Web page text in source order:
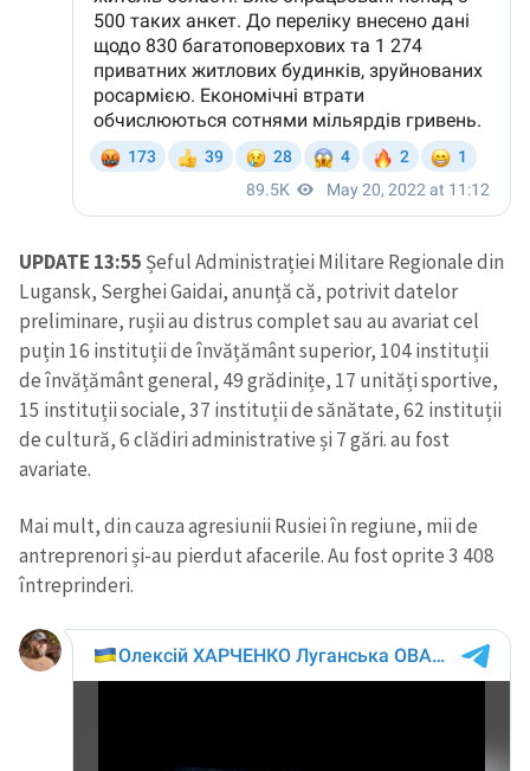
UPDATE 13:55 Șeful Administrației Militare Regionale din
Lugansk, Serghei Gaidai, anunță că, potrivit datelor
preliminare, rușii au distrus complet sau au avariat cel
puțin 16 instituții de învățământ superior, 104 instituții
de învățământ general, 49 grădinițe, 17 unități sportive,
15 instituții sociale, 37 instituții de sănătate, 62 instituții
de cultură, 6 clădiri administrative și 7 gări. au fost
avariate.
Mai mult, din cauza agresiunii Rusiei în regiune, mii de
antreprenori și-au pierdut afacerile. Au fost oprite 3 408
întreprinderi.